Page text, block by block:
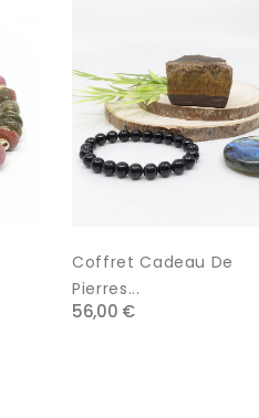
Coffret Cadeau De
Pierres...
56,00 €